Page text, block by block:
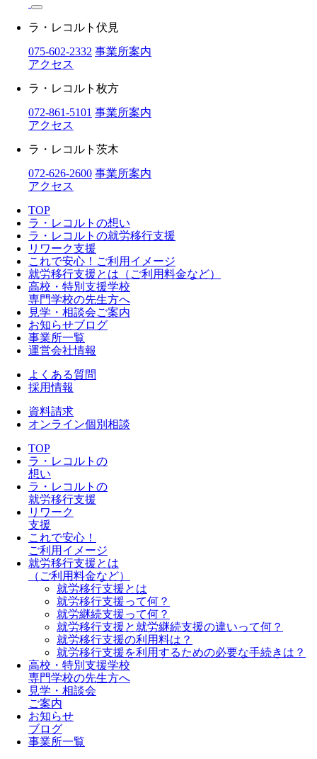
ラ・レコルト伏見
075-602-2332 事業所案内
アクセス
ラ・レコルト枚方
072-861-5101 事業所案内
アクセス
ラ・レコルト茨木
072-626-2600 事業所案内
アクセス
TOP
ラ・レコルトの想い
ラ・レコルトの就労移行支援
リワーク支援
これで安心！ご利用イメージ
就労移行支援とは（ご利用料金など）
高校・特別支援学校
専門学校の先生方へ
見学・相談会ご案内
お知らせブログ
事業所一覧
運営会社情報
よくある質問
採用情報
資料請求
オンライン個別相談
TOP
ラ・レコルトの
想い
ラ・レコルトの
就労移行支援
リワーク
支援
これで安心！
ご利用イメージ
就労移行支援とは
（ご利用料金など）
就労移行支援とは
就労移行支援って何？
就労継続支援って何？
就労移行支援と就労継続支援の違いって何？
就労移行支援の利用料は？
就労移行支援を利用するための必要な手続きは？
高校・特別支援学校
専門学校の先生方へ
見学・相談会
ご案内
お知らせ
ブログ
事業所一覧